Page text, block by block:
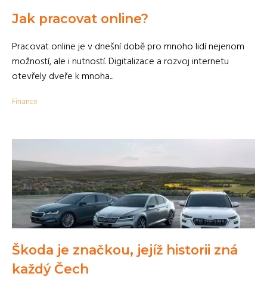
Jak pracovat online?
Pracovat online je v dnešní době pro mnoho lidí nejenom
možností, ale i nutností. Digitalizace a rozvoj internetu
otevřely dveře k mnoha...
Finance
Škoda je značkou, jejíž historii zná
každý Čech